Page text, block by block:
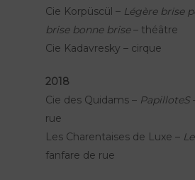
Cie Korpüscül – Légère brise
brise bonne brise– théâtre
Cie Kadavresky – cirque
2018
Cie des Quidams – PapilloteS
rue
Les Charentaises de Luxe –
fanfare de rue